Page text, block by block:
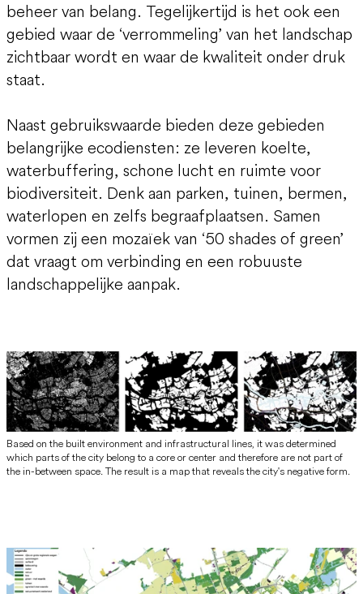
beheer van belang. Tegelijkertijd is het ook een
gebied waar de ‘verrommeling’ van het landschap
zichtbaar wordt en waar de kwaliteit onder druk
staat.
Naast gebruikswaarde bieden deze gebieden
belangrijke ecodiensten: ze leveren koelte,
waterbuffering, schone lucht en ruimte voor
biodiversiteit. Denk aan parken, tuinen, bermen,
waterlopen en zelfs begraafplaatsen. Samen
vormen zij een mozaïek van ‘50 shades of green’
dat vraagt om verbinding en een robuuste
landschappelijke aanpak.
Based on the built environment and infrastructural lines, it was determined
which parts of the city belong to a core or center and therefore are not part of
the in-between space. The result is a map that reveals the city's negative form.